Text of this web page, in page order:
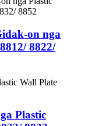
on nga
8822/
Plastic